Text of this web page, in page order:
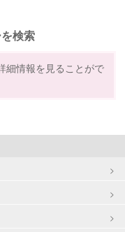
検索
細情報を見ることがで